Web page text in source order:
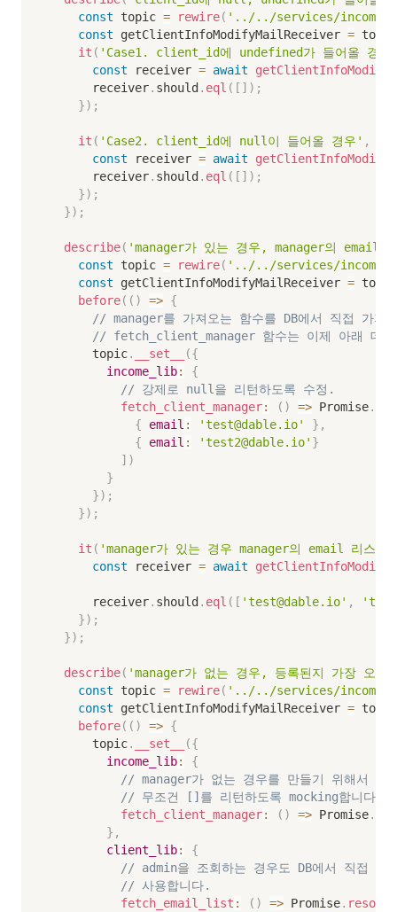
const topic = rewire( '../../services/
const getClientInfoModifyMailReceiver = topic
it ( 'Case1. client_id에 undefined가 들어올 경
const receiver = await
      receiver
. should . eql ( [ ] ) ;
}) ;
it ( 'Case2. client_id에 null이 들어올 경우' ,
const receiver = await
      receiver
. should . eql ( [ ] ) ;
}) ;
}) ;
describe( 'manager가 있는 경우, manager의 email
const topic = rewire( '../../services/
const getClientInfoModifyMailReceiver = topic
before( ( ) => {
// manager를 가져오는 함수를 DB에서 직접 가져
// fetch_client_manager 함수는 이제 아래 데이
      topic
. __set__ ({
income_lib:
{
// 강제로 null을 리턴하도록 수정.
fetch_client_manager: ( ) => Promise.
{
email : 'test@dable.io' } ,
{
email : 'test2@dable.io' }
] )
}
}) ;
}) ;
it ( 'manager가 있는 경우 manager의 email 리스트
const receiver = await
      receiver
. should . eql ( [ 'test@dable.io' ,
}) ;
}) ;
describe( 'manager가 없는 경우, 등록된지 가장 오래
const topic = rewire( '../../services/
const getClientInfoModifyMailReceiver = topic
before( ( ) => {
      topic
. __set__ ({
income_lib:
{
// manager가 없는 경우를 만들기 위해서
// 무조건 []를 리턴하도록 mocking합니다.
fetch_client_manager: ( ) => Promise.
} ,
client_lib:
{
// admin을 조회하는 경우도 DB에서 직접 가
// 사용합니다.
fetch_email_list : ( ) => Promise. resolve